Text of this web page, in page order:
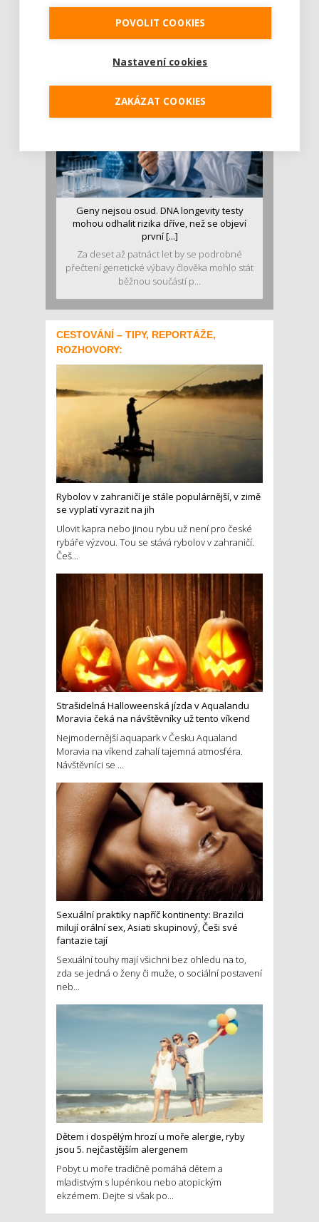
stravě ho mám dostatek. Znáte nejčastějš [...]
Pojem protein již nějakou dobu rezonuje
v oblasti zdraví, výživy i dlouhověkosti. Přesto
Geny nejsou osud. DNA longevity testy
mohou odhalit rizika dříve, než se objeví
první [...]
Za deset až patnáct let by se podrobné
přečtení genetické výbavy člověka mohlo stát
běžnou součástí p...
CESTOVÁNÍ – TIPY, REPORTÁŽE,
ROZHOVORY:
Rybolov v zahraničí je stále populárnější, v zimě
se vyplatí vyrazit na jih
Ulovit kapra nebo jinou rybu už není pro české
rybáře výzvou. Tou se stává rybolov v zahraničí.
Češ...
Strašidelná Halloweenská jízda v Aqualandu
Moravia čeká na návštěvníky už tento víkend
Nejmodernější aquapark v Česku Aqualand
Moravia na víkend zahalí tajemná atmosféra.
Návštěvníci se ...
Sexuální praktiky napříč kontinenty: Brazilci
milují orální sex, Asiati skupinový, Češi své
fantazie tají
Sexuální touhy mají všichni bez ohledu na to,
zda se jedná o ženy či muže, o sociální postavení
neb...
Dětem i dospělým hrozí u moře alergie, ryby
jsou 5. nejčastějším alergenem
Pobyt u moře tradičně pomáhá dětem a
mladistvým s lupénkou nebo atopickým
ekzémem. Dejte si však po...
POVOLIT COOKIES
Nastavení cookies
ZAKÁZAT COOKIES